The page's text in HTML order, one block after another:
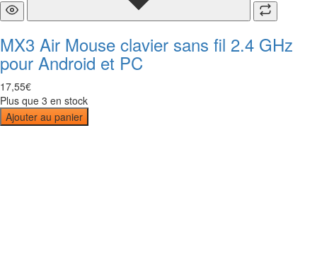
MX3 Air Mouse clavier sans fil 2.4 GHz
pour Android et PC
17,55€
Plus que 3 en stock
Ajouter au panier